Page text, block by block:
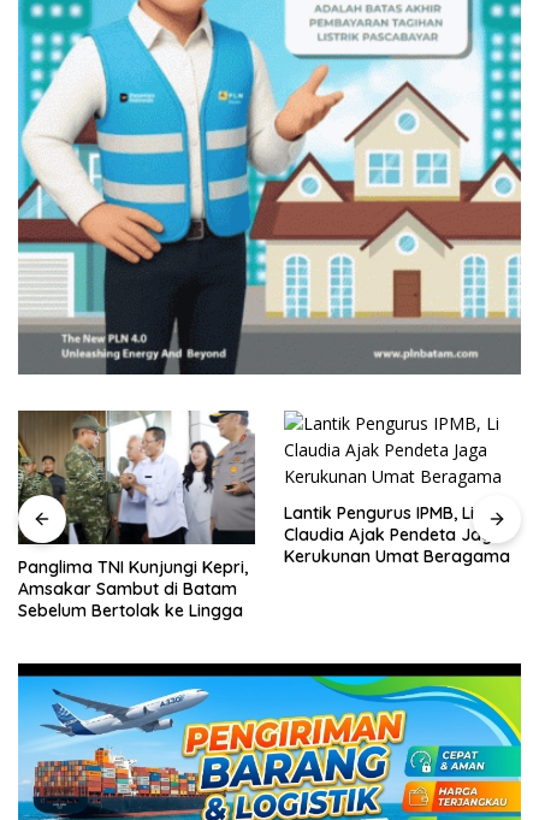
Panglima TNI Kunjungi Kepri,
Amsakar Sambut di Batam
Sebelum Bertolak ke Lingga
Lantik Pengurus IPMB, Li
Claudia Ajak Pendeta Jaga
Kerukunan Umat Beragama